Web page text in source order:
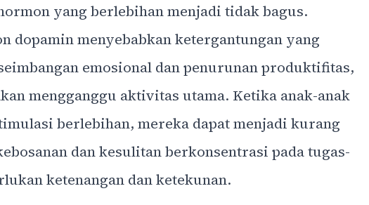
yang berlebihan menjadi tidak bagus.
dopamin menyebabkan ketergantungan yang
emosional dan penurunan produktifitas,
mengganggu aktivitas utama. Ketika anak-anak
berlebihan, mereka dapat menjadi kurang
dan kesulitan berkonsentrasi pada tugas-
ketenangan dan ketekunan.